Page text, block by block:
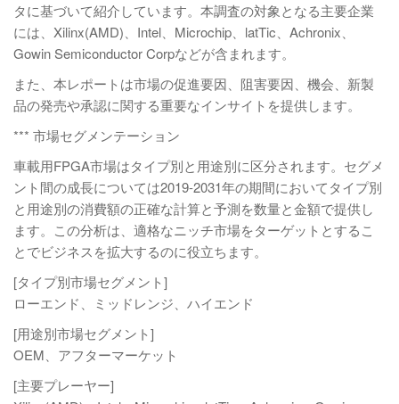
タに基づいて紹介しています。本調査の対象となる主要企業
には、Xilinx(AMD)、Intel、Microchip、latTic、Achronix、
Gowin Semiconductor Corpなどが含まれます。
また、本レポートは市場の促進要因、阻害要因、機会、新製
品の発売や承認に関する重要なインサイトを提供します。
*** 市場セグメンテーション
車載用FPGA市場はタイプ別と用途別に区分されます。セグメ
ント間の成長については2019-2031年の期間においてタイプ別
と用途別の消費額の正確な計算と予測を数量と金額で提供し
ます。この分析は、適格なニッチ市場をターゲットとするこ
とでビジネスを拡大するのに役立ちます。
[タイプ別市場セグメント]
ローエンド、ミッドレンジ、ハイエンド
[用途別市場セグメント]
OEM、アフターマーケット
[主要プレーヤー]